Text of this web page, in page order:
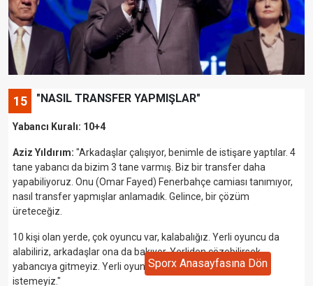
15 "NASIL TRANSFER YAPMIŞLAR"
Yabancı Kuralı: 10+4
Aziz Yıldırım: "Arkadaşlar çalışıyor, benimle de istişare yaptılar. 4
tane yabancı da bizim 3 tane varmış. Biz bir transfer daha
yapabiliyoruz. Onu (Omar Fayed) Fenerbahçe camiası tanımıyor,
nasıl transfer yapmışlar anlamadık. Gelince, bir çözüm
üreteceğiz.
10 kişi olan yerde, çok oyuncu var, kalabalığız. Yerli oyuncu da
alabiliriz, arkadaşlar ona da bakıyor. Yerliden çözebilirsek
yabancıya gitmeyiz. Yerli oyuncu ile çözersek değişmesini
istemeyiz."
Sporx Anasayfasına Dön